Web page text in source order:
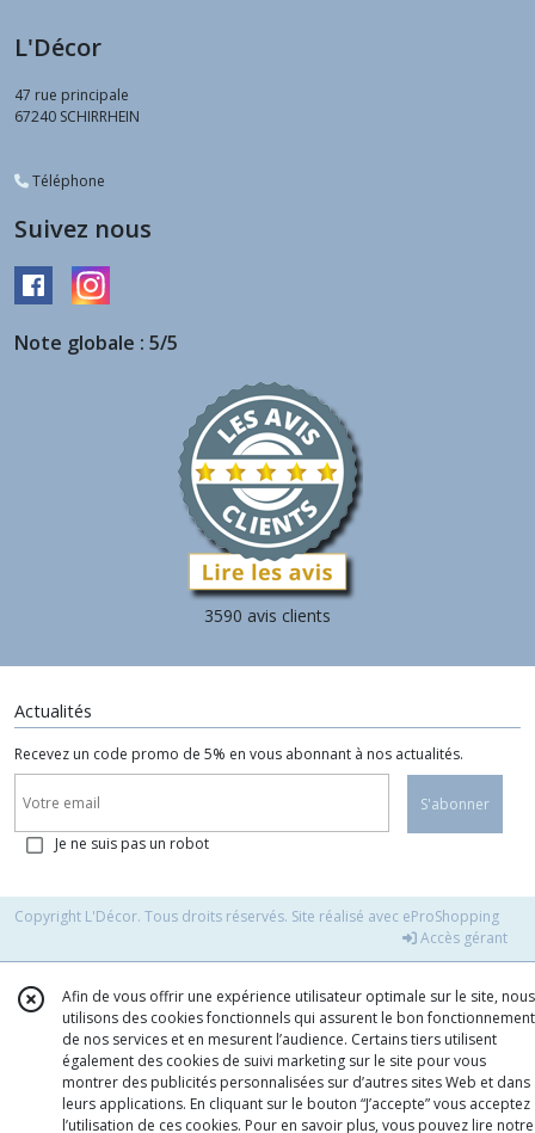
L'Décor
47 rue principale
67240 SCHIRRHEIN
Téléphone
Suivez nous
Note globale : 5/5
3590 avis clients
Actualités
Recevez un code promo de 5% en vous abonnant à nos actualités.
S'abonner
Je ne suis pas un robot
Copyright L'Décor. Tous droits réservés. Site réalisé avec eProShopping
Accès gérant
Afin de vous offrir une expérience utilisateur optimale sur le site, nous
utilisons des cookies fonctionnels qui assurent le bon fonctionnement
de nos services et en mesurent l’audience. Certains tiers utilisent
également des cookies de suivi marketing sur le site pour vous
montrer des publicités personnalisées sur d’autres sites Web et dans
leurs applications. En cliquant sur le bouton “J’accepte” vous acceptez
l’utilisation de ces cookies. Pour en savoir plus, vous pouvez lire notre